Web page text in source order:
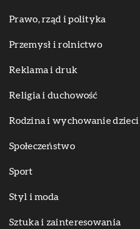
Prawo, rząd i polityka
Przemysł i rolnictwo
Reklama i druk
Religia i duchowość
Rodzina i wychowanie dzieci
Społeczeństwo
Sport
Styl i moda
Sztuka i zainteresowania